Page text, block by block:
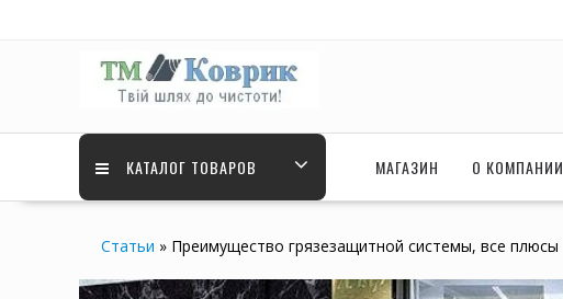
КАТАЛОГ ТОВАРОВ МАГАЗИН О КОМПАНИИ
Статьи » Преимущество грязезащитной системы, все плюсы